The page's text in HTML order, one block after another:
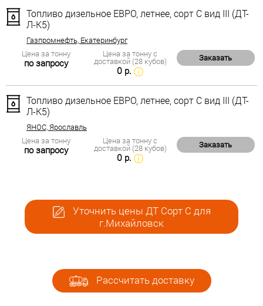
Топливо дизельное ЕВРО, летнее, сорт С вид III (ДТ-
Л-К5)
Газпромнефть, Екатеринбург
Цена за тонну
по запросу
Цена за тонну с
доставкой (28 кубов)
0 р.
Заказать
Топливо дизельное ЕВРО, летнее, сорт С вид III (ДТ-
Л-К5)
ЯНОС, Ярославль
Цена за тонну
по запросу
Цена за тонну с
доставкой (28 кубов)
0 р.
Заказать
Уточнить цены ДТ Сорт С для
г.Михайловск
Рассчитать доставку